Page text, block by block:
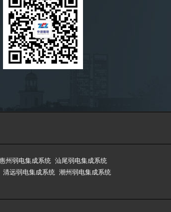
州弱电集成系统 汕尾弱电集成系统
清远弱电集成系统 潮州弱电集成系统